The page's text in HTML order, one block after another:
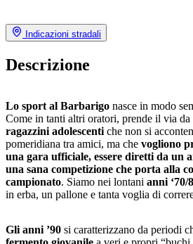
Indicazioni stradali
Descrizione
Lo sport al Barbarigo nasce in modo
Come in tanti altri oratori, prende il via da
ragazzini adolescenti che non si
pomeridiana tra amici, ma che vogliono
una gara ufficiale, essere diretti da un
una sana competizione che porta alla
campionato. Siamo nei lontani anni ‘70/
in erba, un pallone e tanta voglia di
Gli anni ’90 si caratterizzano da periodi